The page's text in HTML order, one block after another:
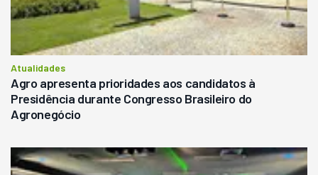
Atualidades
Agro apresenta prioridades aos candidatos à
Presidência durante Congresso Brasileiro do
Agronegócio